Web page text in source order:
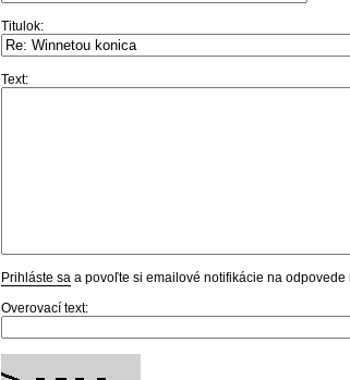
Titulok:
Text:
Prihláste sa a povoľte si emailové notifikácie na odpovede
Overovací text: